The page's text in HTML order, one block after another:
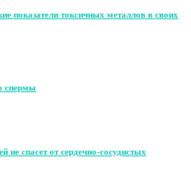
показатели токсичных металлов в своих
спермы
не спасет от сердечно-сосудистых